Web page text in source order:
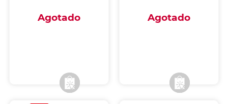
Agotado Agotado